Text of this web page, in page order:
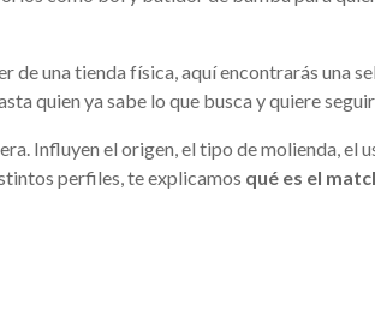
de una tienda física, aquí encontrarás una
quien ya sabe lo que busca y quiere
Influyen el origen, el tipo de molienda, el
perfiles, te explicamos qué es el